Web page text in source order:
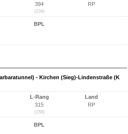
394
(234)
RP
BPL
- Kirchen (Sieg)-Lindenstraße (K
L-Rang
315
(158)
Land
RP
BPL